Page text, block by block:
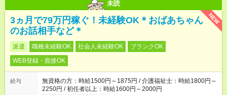
未読
NEW
3ヵ月で79万円稼ぐ！未経験OK＊おばあちゃん
のお話相手など＊
派遣 職種未経験OK 社会人未経験OK
ブランクOK
WEB登録・面接OK
給与
無資格の方：時給1500円～1875円 / 介護福祉士：時給1800円～
2250円 / 初任者以上：時給1600円～2000円